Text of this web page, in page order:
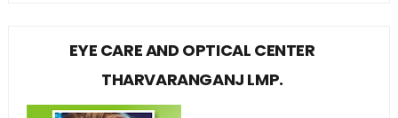
EYE CARE AND OPTICAL CENTER
THARVARANGANJ LMP.